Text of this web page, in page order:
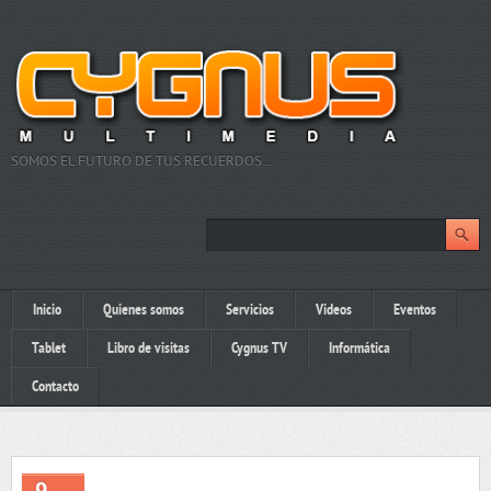
SOMOS EL FUTURO DE TUS RECUERDOS…
Inicio Quienes somos Servicios Videos Eventos
Tablet Libro de visitas Cygnus TV Informática
Contacto